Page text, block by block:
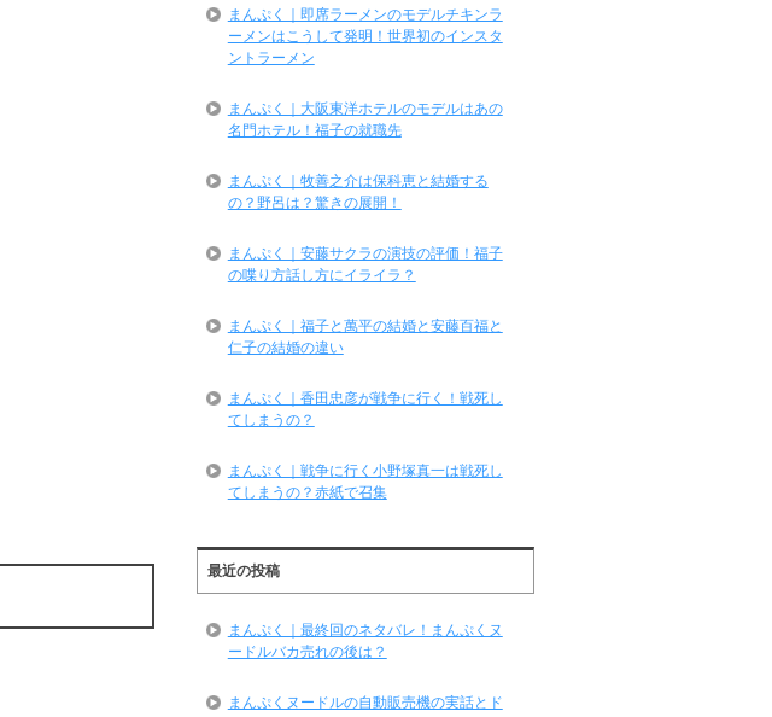
まんぷく｜即席ラーメンのモデルチキンラ
ーメンはこうして発明！世界初のインスタ
ントラーメン
まんぷく｜大阪東洋ホテルのモデルはあの
名門ホテル！福子の就職先
まんぷく｜牧善之介は保科恵と結婚する
の？野呂は？驚きの展開！
まんぷく｜安藤サクラの演技の評価！福子
の喋り方話し方にイライラ？
まんぷく｜福子と萬平の結婚と安藤百福と
仁子の結婚の違い
まんぷく｜香田忠彦が戦争に行く！戦死し
てしまうの？
まんぷく｜戦争に行く小野塚真一は戦死し
てしまうの？赤紙で召集
最近の投稿
まんぷく｜最終回のネタバレ！まんぷくヌ
ードルバカ売れの後は？
まんぷくヌードルの自動販売機の実話とド